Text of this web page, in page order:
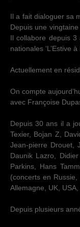
Il a fait dialoguer sa
Depuis une
Il collabore depuis 3
nationales ‘L’Estive
Actuellement en
On compte
avec Françoise
Depuis 30 ans il a
Texier, Bojan Z,
Jean-pierre Drouet,
Daunik Lazro,
Parkins, Hans
(concerts en
Allemagne, UK,
Depuis plusieurs